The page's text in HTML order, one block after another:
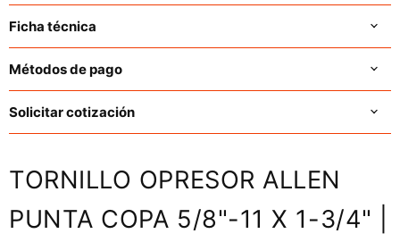
Ficha técnica
Métodos de pago
Solicitar cotización
TORNILLO OPRESOR ALLEN
PUNTA COPA 5/8"-11 X 1-3/4" |